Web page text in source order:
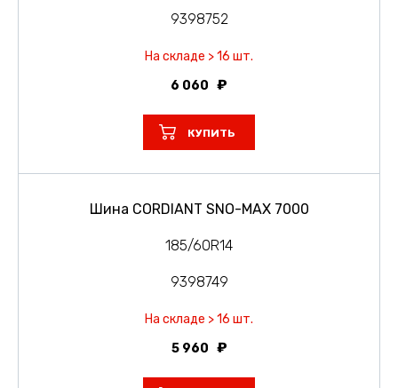
9398752
На складе > 16 шт.
6 060
КУПИТЬ
Шина CORDIANT SNO-MAX 7000
185/60R14
9398749
На складе > 16 шт.
5 960